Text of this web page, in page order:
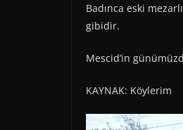
Badınca eski
gibidir.
Mescid’in
KAYNAK: Köylerim